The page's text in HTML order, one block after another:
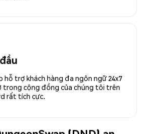
hỗ trợ khách hàng đa ngôn ngữ 24x7
trong cộng đồng của chúng tôi trên
rất tích cực.